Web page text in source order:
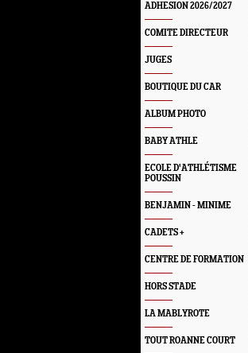
ADHESION 2026/2027
COMITE DIRECTEUR
JUGES
BOUTIQUE DU CAR
ALBUM PHOTO
BABY ATHLE
ECOLE D'ATHLÉTISME
POUSSIN
BENJAMIN - MINIME
CADETS +
CENTRE DE FORMATION
HORS STADE
LA MABLYROTE
TOUT ROANNE COURT